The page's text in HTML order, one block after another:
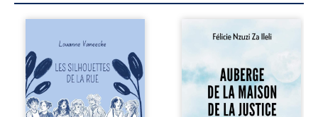
la rue donne la
parole à six
personnages
ordinaires,
traversés par des
pensées, des
Auberge de la
récit-témoignage
consacré au
parcours
exemplaire de